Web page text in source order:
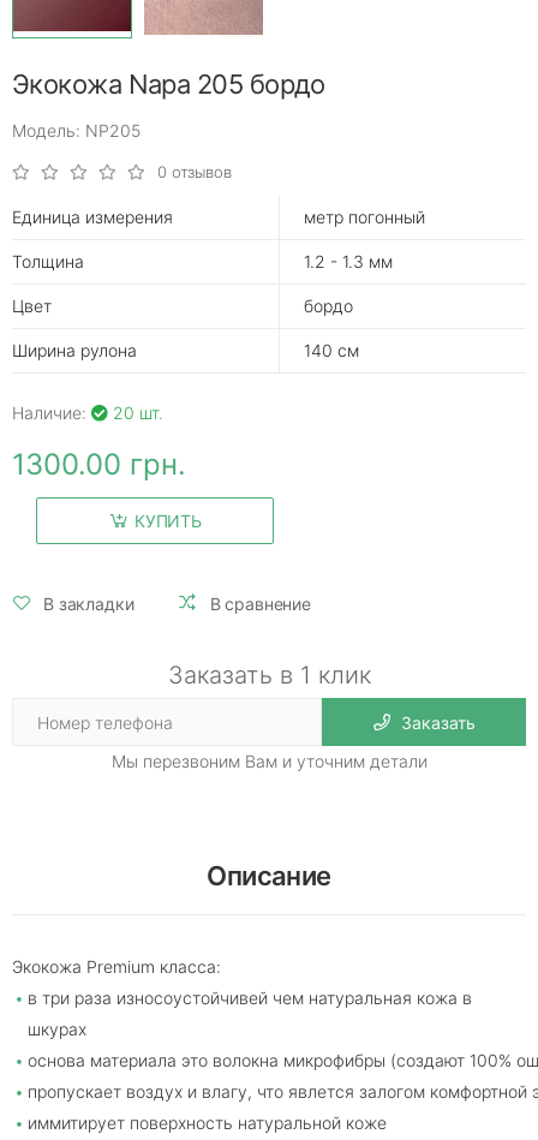
Экокожа Napa 205 бордо
Модель: NP205
0 отзывов
Единица измерения метр погонный
Толщина 1.2 - 1.3 мм
Цвет бордо
Ширина рулона 140 см
Наличие: 20 шт.
1300.00 грн.
КУПИТЬ
В закладки В сравнение
Заказать в 1 клик
Заказать
Мы перезвоним Вам и уточним детали
Описание
Экокожа Premium класса:
в три раза износоустойчивей чем натуральная кожа в
шкурах
основа материала это волокна микрофибры (создают 100%
пропускает воздух и влагу, что явлется залогом
иммитирует поверхность натуральной коже